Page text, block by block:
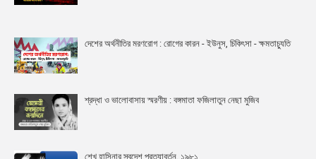
দেশের অর্থনীতির মরণরোগ : রোগের কারন - ইউনুস, চিকিৎসা - ক্ষমতাচ্যুতি
শ্রদ্ধা ও ভালোবাসায় স্মরণীয় : বঙ্গমাতা ফজিলাতুন নেছা মুজিব
শেখ হাসিনার স্বদেশ প্রত্যাবর্তন, ১৯৮১